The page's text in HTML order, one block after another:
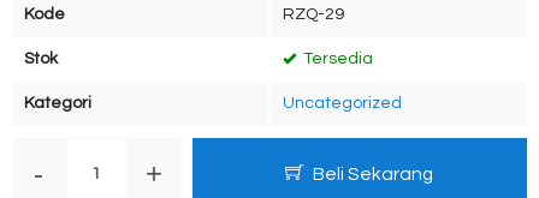
Kode RZQ-29
Stok Tersedia
Kategori Uncategorized
- + Beli Sekarang